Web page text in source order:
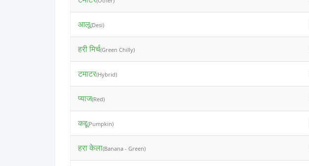
आलू(Desi)
हरी मिर्च(Green Chilly)
टमाटर(Hybrid)
प्याज(Red)
कद्दू(Pumpkin)
हरा केला(Banana - Green)